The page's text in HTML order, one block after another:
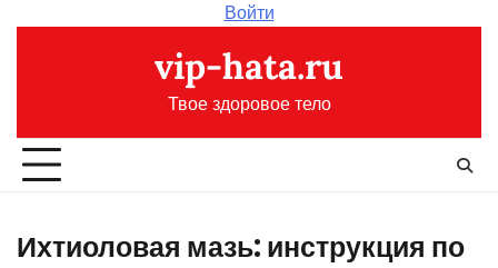
Войти
vip-hata.ru
Твое здоровое тело
Ихтиоловая мазь: инструкция по